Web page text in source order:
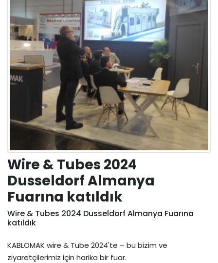
Wire & Tubes 2024
Dusseldorf Almanya
Fuarına katıldık
Wire & Tubes 2024 Dusseldorf Almanya Fuarına
katıldık
KABLOMAK wire & Tube 2024'te – bu bizim ve
ziyaretçilerimiz için harika bir fuar.